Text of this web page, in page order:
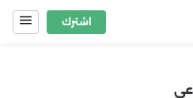
اشترك